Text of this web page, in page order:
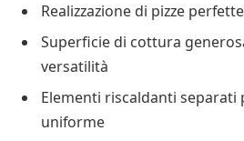
Realizzazione di pizze
Superficie di cottura
versatilità
Elementi riscaldanti separati
uniforme